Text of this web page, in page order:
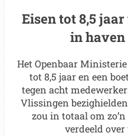
Eisen tot 8,5
in
Het Openbaar
tot 8,5 jaar en een
tegen acht
Vlissingen
zou in totaal om
verdeeld